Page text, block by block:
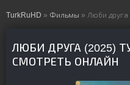
TurkRuHD » Фильмы » Люби друга
ЛЮБИ ДРУГА (2025)
СМОТРЕТЬ ОНЛАЙН